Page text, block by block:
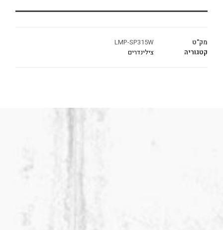
מק"ט
LMP-SP315W
קטגוריה
צילינדרים